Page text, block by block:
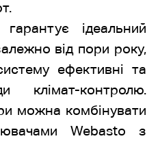
ідеальний
від пори року,
ефективні та
клімат-контролю.
можна комбінувати
Webasto з